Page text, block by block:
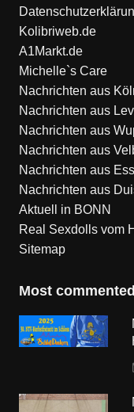
Kolibriweb.de
A1Markt.de
Michelle`s Care
Nachrichten aus
Nachrichten aus
Nachrichten aus
Nachrichten aus
Nachrichten aus
Nachrichten aus
Aktuell in BONN
Real Sexdolls vom
Sitemap
Most commented